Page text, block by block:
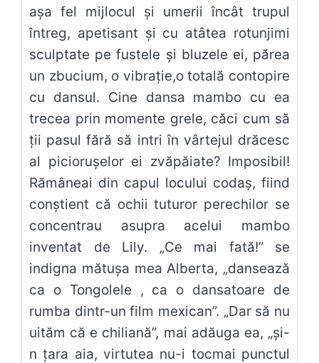
aşa fel mijlocul şi umerii încât trupul
întreg, apetisant şi cu atâtea rotunjimi
sculptate pe fustele şi bluzele ei, părea
un zbucium, o vibraţie,o totală contopire
cu dansul. Cine dansa mambo cu ea
trecea prin momente grele, căci cum să
ţii pasul fără să intri în vârtejul drăcesc
al picioruşelor ei zvăpăiate? Imposibil!
Rămâneai din capul locului codaş, fiind
conştient că ochii tuturor perechilor se
concentrau asupra acelui mambo
inventat de Lily. „Ce mai fată!” se
indigna mătuşa mea Alberta, „dansează
ca o Tongolele , ca o dansatoare de
rumba dintr-un film mexican”. „Dar să nu
uităm că e chiliană”, mai adăuga ea, „şi-
n ţara aia, virtutea nu-i tocmai punctul